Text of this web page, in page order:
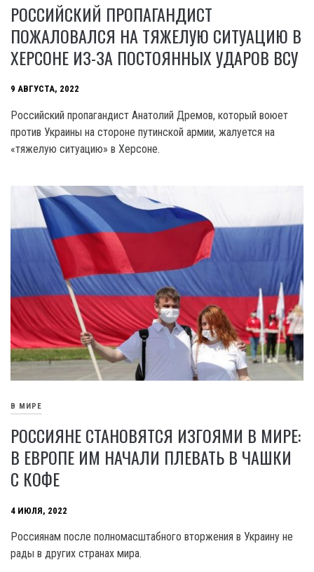
РОССИЙСКИЙ ПРОПАГАНДИСТ
ПОЖАЛОВАЛСЯ НА ТЯЖЕЛУЮ СИТУАЦИЮ В
ХЕРСОНЕ ИЗ-ЗА ПОСТОЯННЫХ УДАРОВ ВСУ
9 АВГУСТА, 2022
Российский пропагандист Анатолий Дремов, который воюет
против Украины на стороне путинской армии, жалуется на
«тяжелую ситуацию» в Херсоне.
В МИРЕ
РОССИЯНЕ СТАНОВЯТСЯ ИЗГОЯМИ В МИРЕ:
В ЕВРОПЕ ИМ НАЧАЛИ ПЛЕВАТЬ В ЧАШКИ
С КОФЕ
4 ИЮЛЯ, 2022
Россиянам после полномасштабного вторжения в Украину не
рады в других странах мира.